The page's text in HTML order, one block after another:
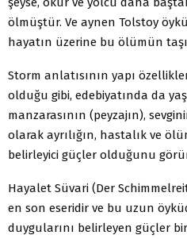
ölmüştür. Ve aynen Tolstoy
hayatın üzerine bu ölümün
Storm anlatısının yapı
olduğu gibi, edebiyatında da
manzarasının (peyzajın),
olarak ayrılığın, hastalık ve
belirleyici güçler olduğunu
Hayalet Süvari (Der
en son eseridir ve bu uzun
duygularını belirleyen güçler